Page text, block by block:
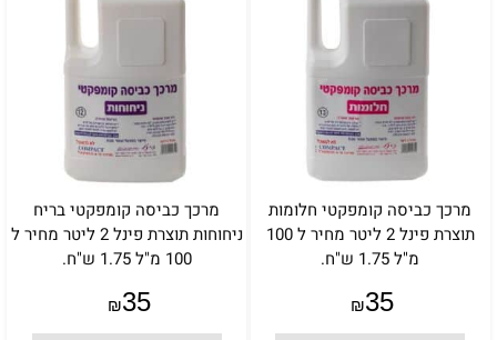
מרכך כביסה קומפקטי חלומות
תוצרת פינל 2 ליטר מחיר ל 100
מ"ל 1.75 ש"ח.
₪35
מרכך כביסה קומפקטי בריח
ניחוחות תוצרת פינל 2 ליטר מחיר ל
100 מ"ל 1.75 ש"ח.
₪35